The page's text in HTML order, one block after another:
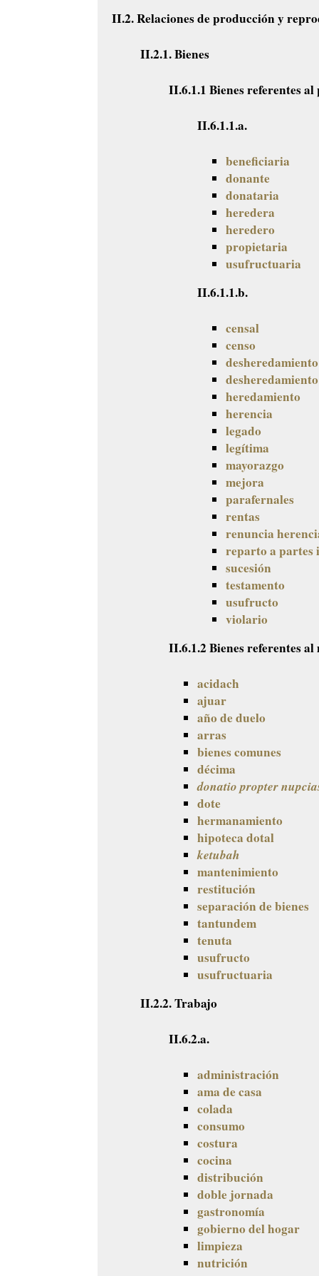
II.2. Relaciones de producción y
II.2.1. Bienes
II.6.1.1 Bienes referentes
II.6.1.1.a.
beneficiaria
donante
donataria
heredera
heredero
propietaria
usufructuaria
II.6.1.1.b.
censal
censo
desheredamiento
heredamiento
herencia
legado
legítima
mayorazgo
mejora
parafernales
rentas
renuncia
reparto a partes
sucesión
testamento
usufructo
violario
II.6.1.2 Bienes referentes
acidach
ajuar
año de duelo
arras
bienes comunes
décima
donatio propter
dote
hermanamiento
hipoteca dotal
ketubah
mantenimiento
restitución
separación de bienes
tantundem
tenuta
usufructo
usufructuaria
II.2.2. Trabajo
II.6.2.a.
administración
ama de casa
colada
consumo
costura
cocina
distribución
doble jornada
gastronomía
gobierno del hogar
limpieza
nutrición